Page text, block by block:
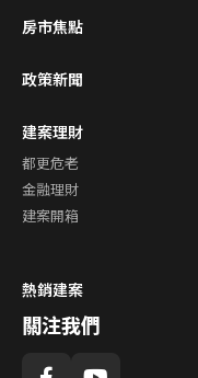
房市焦點
政策新聞
建案理財
都更危老
金融理財
建案開箱
熱銷建案
關注我們